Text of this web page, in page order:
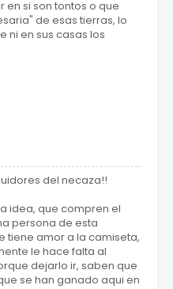
en si son tontos o que
de esas tierras, lo
ni en sus casas los
del necaza!!
idea, que compren el
persona de esta
tiene amor a la camiseta,
le hace falta al
dejarlo ir, saben que
se han ganado aqui en